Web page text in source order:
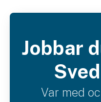
Jobbar
Var med